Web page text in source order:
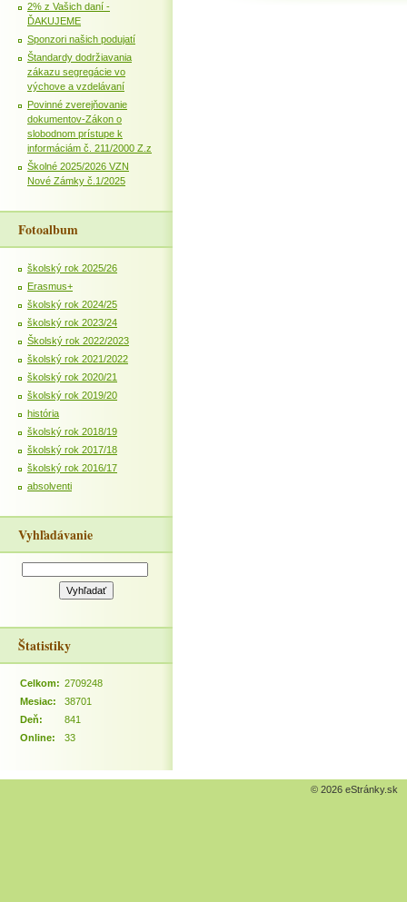
2% z Vašich daní -
ĎAKUJEME
Sponzori našich podujatí
Štandardy dodržiavania
zákazu segregácie vo
výchove a vzdelávaní
Povinné zverejňovanie
dokumentov-Zákon o
slobodnom prístupe k
informáciám č. 211/2000 Z.z
Školné 2025/2026 VZN
Nové Zámky č.1/2025
Fotoalbum
školský rok 2025/26
Erasmus+
školský rok 2024/25
školský rok 2023/24
Školský rok 2022/2023
školský rok 2021/2022
školský rok 2020/21
školský rok 2019/20
história
školský rok 2018/19
školský rok 2017/18
školský rok 2016/17
absolventi
Vyhľadávanie
Štatistiky
Online: 33
Celkom: 2709248
Mesiac:
38701
Deň:
841
© 2026 eStránky.sk